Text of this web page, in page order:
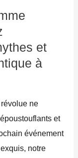
et
à
ne
et
événement
notre